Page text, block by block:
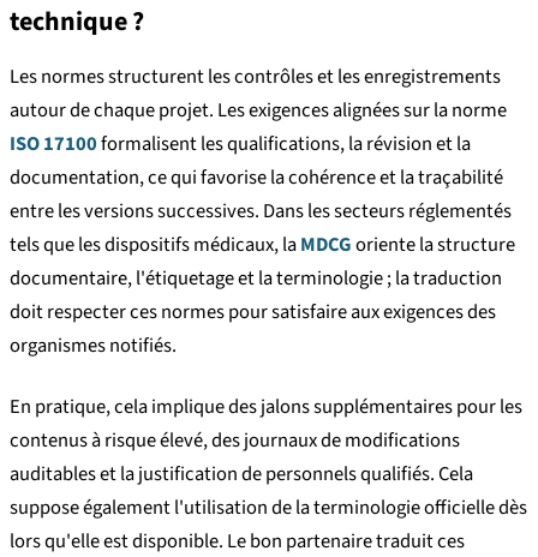
technique ?
Les normes structurent les contrôles et les enregistrements
autour de chaque projet. Les exigences alignées sur la norme
ISO 17100formalisent les qualifications, la révision et la
documentation, ce qui favorise la cohérence et la traçabilité
entre les versions successives. Dans les secteurs réglementés
tels que les dispositifs médicaux, laMDCGoriente la structure
documentaire, l'étiquetage et la terminologie ; la traduction
doit respecter ces normes pour satisfaire aux exigences des
organismes notifiés.
En pratique, cela implique des jalons supplémentaires pour les
contenus à risque élevé, des journaux de modifications
auditables et la justification de personnels qualifiés. Cela
suppose également l'utilisation de la terminologie officielle dès
lors qu'elle est disponible. Le bon partenaire traduit ces